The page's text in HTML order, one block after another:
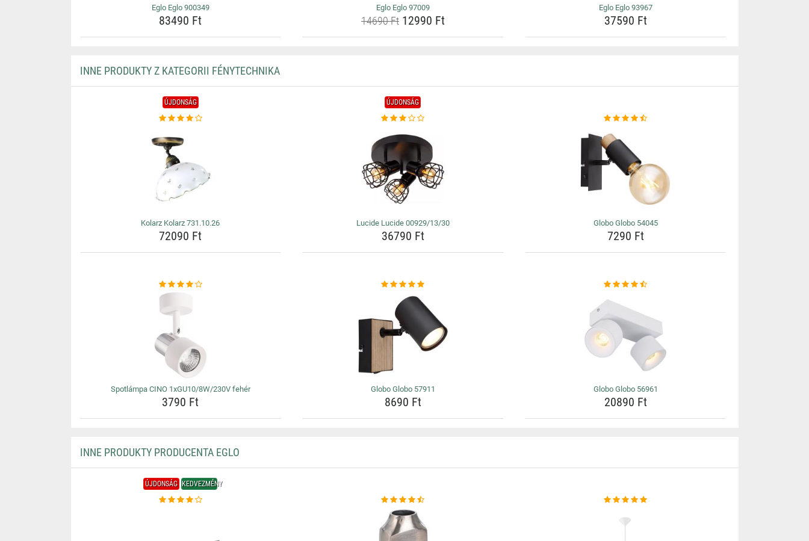
Eglo Eglo 900349
83490 Ft
Eglo Eglo 97009
14690 Ft12990 Ft
Eglo Eglo 93967
37590 Ft
INNE PRODUKTY Z KATEGORII FÉNYTECHNIKA
ÚJDONSÁG
Kolarz Kolarz 731.10.26
72090 Ft
ÚJDONSÁG
Lucide Lucide 00929/13/30
36790 Ft
Globo Globo 54045
7290 Ft
Spotlámpa CINO 1xGU10/8W/230V fehér
3790 Ft
Globo Globo 57911
8690 Ft
Globo Globo 56961
20890 Ft
INNE PRODUKTY PRODUCENTA EGLO
ÚJDONSÁG KEDVEZMÉNY